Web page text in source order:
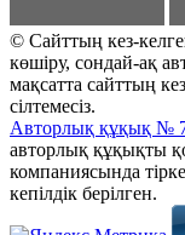
© Сайттың кез-
көшіру, сондай-ақ
мақсатта сайттың
сілтемесіз.
Авторлық құқық №
авторлық құқықты
компаниясында
кепілдік берілген.